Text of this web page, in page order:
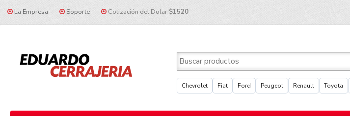
La Empresa Soporte Cotización del Dolar $1520
Chevrolet Fiat Ford Peugeot Renault Toyota